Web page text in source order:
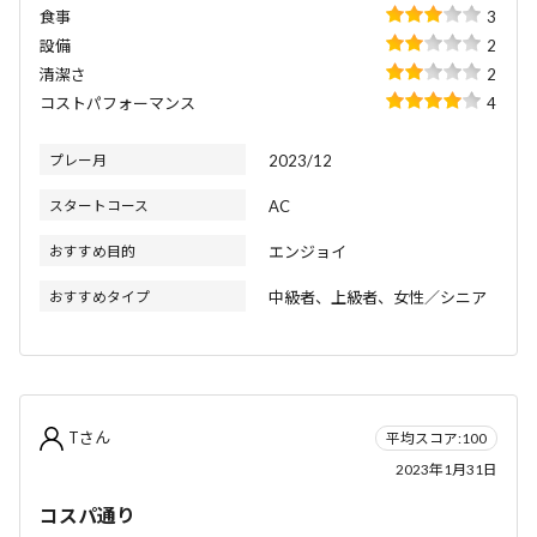
食事
3
設備
2
清潔さ
2
コストパフォーマンス
4
プレー月 2023/12
スタートコース AC
おすすめ目的 エンジョイ
おすすめタイプ 中級者、上級者、女性／シニア
Tさん
平均スコア:100
2023年1月31日
コスパ通り